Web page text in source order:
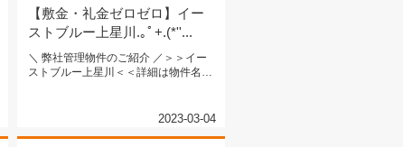
【敷金・礼金ゼロゼロ】イー
ストブルー上星川.｡ﾟ+.(*''...
＼ 弊社管理物件のご紹介 ／＞＞イー
ストブルー上星川＜＜詳細は物件名を
2023-03-04